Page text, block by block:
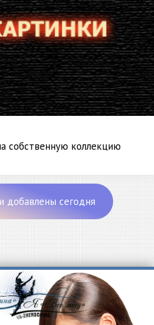
собственную коллекцию
добавлены сегодня